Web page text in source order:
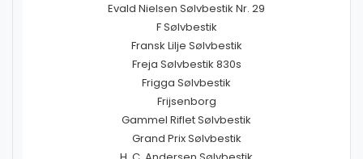
Evald Nielsen Sølvbestik Nr. 29
F Sølvbestik
Fransk Lilje Sølvbestik
Freja Sølvbestik 830s
Frigga Sølvbestik
Frijsenborg
Gammel Riflet Sølvbestik
Grand Prix Sølvbestik